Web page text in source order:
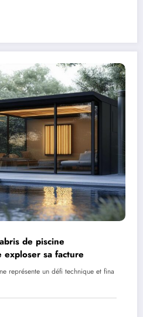
de piscine
exploser sa facture
représente un défi technique et fina